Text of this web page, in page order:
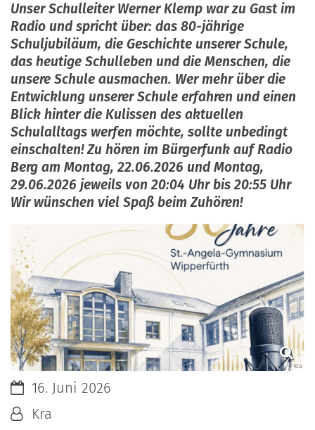
Unser Schulleiter Werner Klemp war zu Gast im
Radio und spricht über: das 80-jährige
Schuljubiläum, die Geschichte unserer Schule,
das heutige Schulleben und die Menschen, die
unsere Schule ausmachen. Wer mehr über die
Entwicklung unserer Schule erfahren und einen
Blick hinter die Kulissen des aktuellen
Schulalltags werfen möchte, sollte unbedingt
einschalten! Zu hören im Bürgerfunk auf Radio
Berg am Montag, 22.06.2026 und Montag,
29.06.2026 jeweils von 20:04 Uhr bis 20:55 Uhr
Wir wünschen viel Spaß beim Zuhören!
© Kra
Datum:16. Juni 2026
Von:Kra